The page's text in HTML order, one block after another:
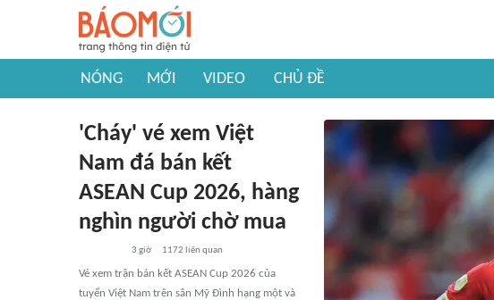
NÓNG MỚI VIDEO CHỦ ĐỀ
'Cháy' vé xem Việt
Nam đá bán kết
ASEAN Cup 2026, hàng
nghìn người chờ mua
3 giờ 1172 liên quan
Vé xem trận bán kết ASEAN Cup 2026 của
tuyển Việt Nam trên sân Mỹ Đình hạng một và